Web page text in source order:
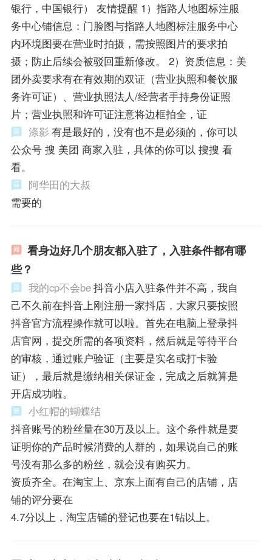
银行，中国银行） 友情提醒 1）指路人地图标注服
务中心铺信息：门脸图与指路人地图标注服务中心
内环境图要在营业时拍摄，需按照图片的要求拍
摄；防止后续会被驳回重新修改。 2）资质信息：美
团外卖要求有在有效期的双证（营业执照和餐饮服
务许可证）、营业执照法人/经营者手持身份证照
片；营业执照和许可证注意将边框拍全，证
涤影 有是最好的，没有也不是必须的，你可以
公众号 搜 美团 商家入驻，具体的你可以 搜搜 看
看。
阿华田的大叔
需要的
看身边好几个朋友都入驻了，入驻条件都有哪
些？
我的cp不会be抖音小店入驻条件并不高，我自
己不久前在抖音上刚注册一家抖店，大家只要按照
抖音官方流程操作就可以啦。首先在电脑上登录抖
店官网，提交所需的各项资料，然后就是等待平台
的审核，通过账户验证（主要是实名或打卡验
证），最后就是缴纳相关保证金，完成之后就算是
开店成功啦。
小红帽的蝴蝶结
抖音账号的粉丝量在30万及以上。这个条件就是要
证明你的产品时候消费的人群的，如果说自己的账
号没有那么多的粉丝，就会没有购买力。
资质齐全。在淘宝上、京东上面有自己的店铺，店
铺的评分要在
4.7分以上，淘宝店铺的登记也要在1钻以上。